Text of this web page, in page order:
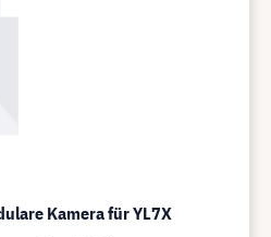
Kamera für YL7X